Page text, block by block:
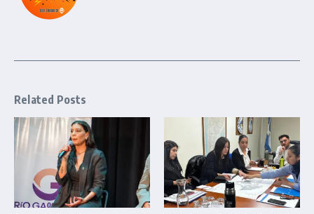
Related Posts